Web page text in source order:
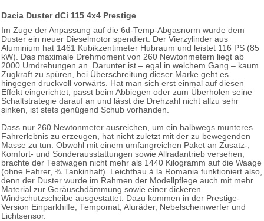
Dacia Duster dCi 115 4x4 Prestige
Im Zuge der Anpassung auf die 6d-Temp-Abgasnorm wurde dem
Duster ein neuer Dieselmotor spendiert. Der Vierzylinder aus
Aluminium hat 1461 Kubikzentimeter Hubraum und leistet 116 PS (85
kW). Das maximale Drehmoment von 260 Newtonmetern liegt ab
2000 Umdrehungen an. Darunter ist – egal in welchem Gang – kaum
Zugkraft zu spüren, bei Überschreitung dieser Marke geht es
hingegen druckvoll vorwärts. Hat man sich erst einmal auf diesen
Effekt eingerichtet, passt beim Abbiegen oder zum Überholen seine
Schaltstrategie darauf an und lässt die Drehzahl nicht allzu sehr
sinken, ist stets genügend Schub vorhanden.
Dass nur 260 Newtonmeter ausreichen, um ein halbwegs munteres
Fahrerlebnis zu erzeugen, hat nicht zuletzt mit der zu bewegenden
Masse zu tun. Obwohl mit einem umfangreichen Paket an Zusatz-,
Komfort- und Sonderausstattungen sowie Allradantrieb versehen,
brachte der Testwagen nicht mehr als 1440 Kilogramm auf die Waage
(ohne Fahrer, ¾ Tankinhalt). Leichtbau à la Romania funktioniert also,
denn der Duster wurde im Rahmen der Modellpflege auch mit mehr
Material zur Geräuschdämmung sowie einer dickeren
Windschutzscheibe ausgestattet. Dazu kommen in der Prestige-
Version Einparkhilfe, Tempomat, Aluräder, Nebelscheinwerfer und
Lichtsensor.